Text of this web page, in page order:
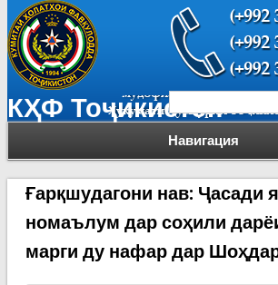
КҲФ Тоҷикистон
Навигация
Форма
Ғарқшудагони нав: Ҷасади
номаълум дар соҳили
марги ду нафар дар